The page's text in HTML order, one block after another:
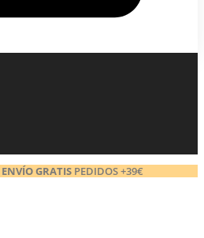
ENVÍO GRATISPEDIDOS +39€